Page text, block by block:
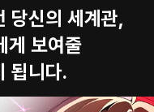
당신의 세계관,
게 보여줄
됩니다.